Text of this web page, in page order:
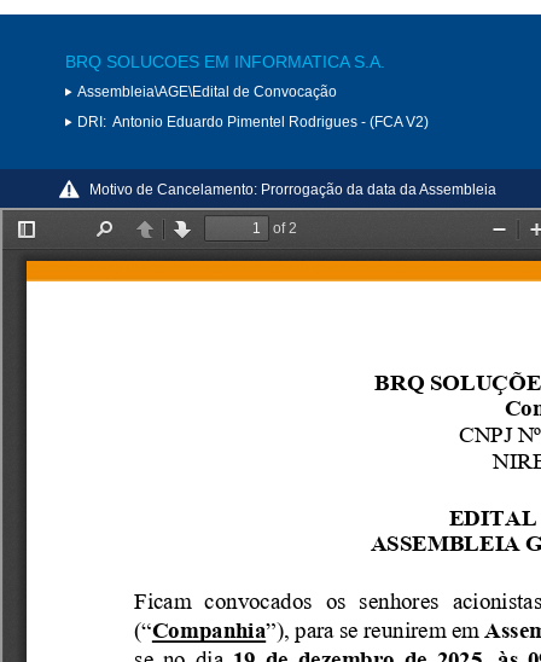
BRQ SOLUCOES EM INFORMATICA S.A.
Assembleia\AGE\Edital de Convocação
DRI: Antonio Eduardo Pimentel Rodrigues - (FCA V2)
Motivo de Cancelamento: Prorrogação da data da Assembleia